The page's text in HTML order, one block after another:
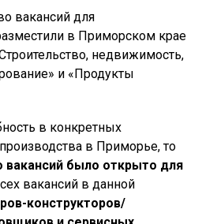
вакансий для
в Приморском крае
недвижимость,
и «Продукты
в конкретных
в Приморье, то
было открыто для
вакансий в данной
конструкторов/